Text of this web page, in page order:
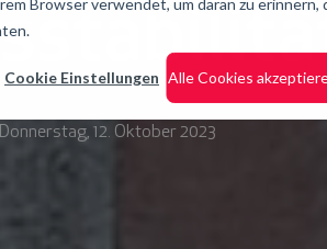
Browser verwendet, um daran zu erinnern,
Cookie Einstellungen Alle Cookies
Donnerstag, 12. Oktober 2023